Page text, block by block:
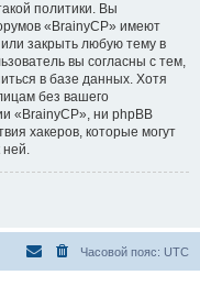
политики. Вы
«BrainyCP» имеют
закрыть любую тему в
вы согласны с тем,
в базе данных. Хотя
без вашего
«BrainyCP», ни phpBB
хакеров, которые могут
ней.
Часовой пояс: UTC